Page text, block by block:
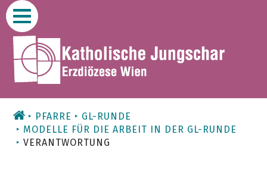
Zum
Inhalt
PFARRE
GL-RUNDE
MODELLE FÜR DIE ARBEIT IN DER GL-RUNDE
VERANTWORTUNG